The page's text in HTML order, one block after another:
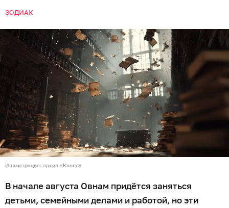
ЗОДИАК
Иллюстрация: архив «Клопс»
В начале августа Овнам придётся заняться
детьми, семейными делами и работой, но эти